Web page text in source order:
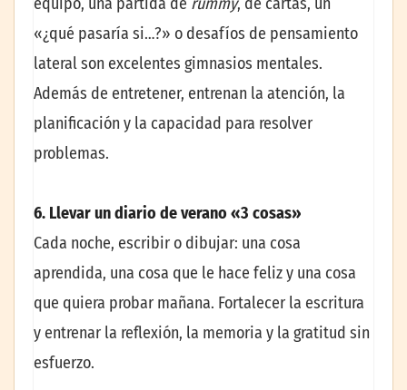
«¿qué pasaría si…?» o desafíos de pensamiento
lateral son excelentes gimnasios mentales.
Además de entretener, entrenan la atención, la
planificación y la capacidad para resolver
problemas.
6. Llevar un diario de verano «3 cosas»
Cada noche, escribir o dibujar: una cosa
aprendida, una cosa que le hace feliz y una cosa
que quiera probar mañana. Fortalecer la escritura
y entrenar la reflexión, la memoria y la gratitud sin
esfuerzo.